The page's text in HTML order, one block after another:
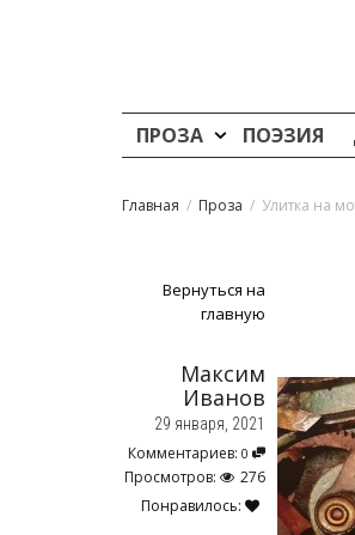
ПРОЗА ПОЭЗИЯ
Главная Проза Улитка на
Вернуться на
главную
Максим
Иванов
29 января, 2021
Комментариев: 0
Просмотров:
276
Понравилось: